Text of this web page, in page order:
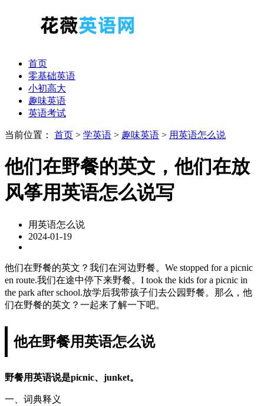
首页
零基础英语
小初高大
趣味英语
英语考试
当前位置： 首页 > 学英语 > 趣味英语 > 用英语怎么说
他们在野餐的英文，他们在放
风筝用英语怎么说写
用英语怎么说
2024-01-19
他们在野餐的英文？我们在河边野餐。We stopped for a picnic
en route.我们在途中停下来野餐。I took the kids for a picnic in
the park after school.放学后我带孩子们去公园野餐。那么，他
们在野餐的英文？一起来了解一下吧。
他在野餐用英语怎么说
野餐用英语说是picnic、junket。
一、词典释义